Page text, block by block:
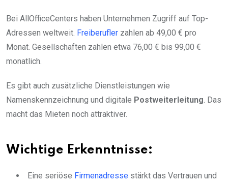
Bei AllOfficeCenters haben Unternehmen Zugriff auf Top-
Adressen weltweit. Freiberufler zahlen ab 49,00 € pro
Monat. Gesellschaften zahlen etwa 76,00 € bis 99,00 €
monatlich.
Es gibt auch zusätzliche Dienstleistungen wie
Namenskennzeichnung und digitale Postweiterleitung. Das
macht das Mieten noch attraktiver.
Wichtige Erkenntnisse:
Eine seriöse Firmenadresse stärkt das Vertrauen und